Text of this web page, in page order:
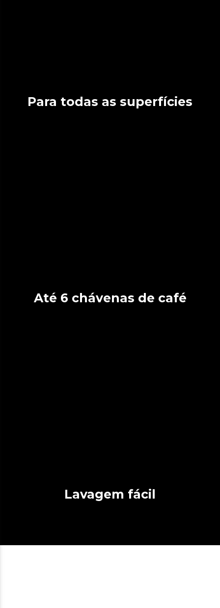
Para todas as superfícies
Até 6 chávenas de café
Lavagem fácil